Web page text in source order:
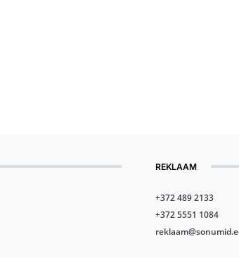
REKLAAM
+372 489 2133
+372 5551 1084